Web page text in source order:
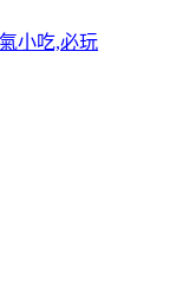
小吃,必玩